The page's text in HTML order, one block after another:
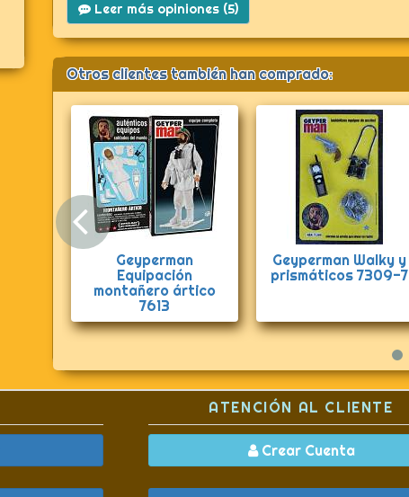
Leer más opiniones (5)
Otros clientes también han comprado:
Geyperman
Equipación
montañero ártico
7613
Geyperman Walky y
prismáticos 7309-7
Anterior
ATENCIÓN AL CLIENTE
Crear Cuenta